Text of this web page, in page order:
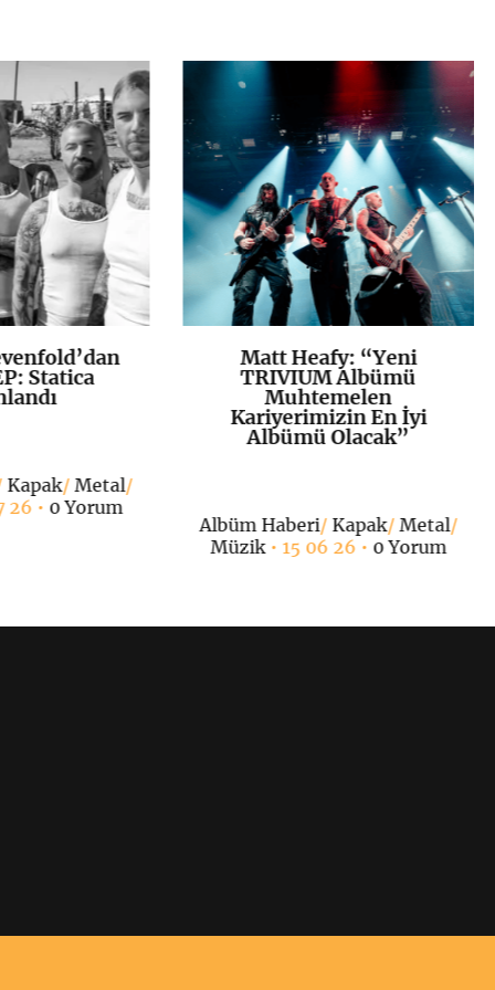
+Statica
Kapak/Metal/
26 • 0 Yorum
K+
Matt Heafy: “Yeni
TRIVIUM Albümü
Muhtemelen
Kariyerimizin En İyi
Albümü Olacak”
Albüm Haberi/ Kapak/Metal/
Müzik• 15 06 26 • 0 Yorum